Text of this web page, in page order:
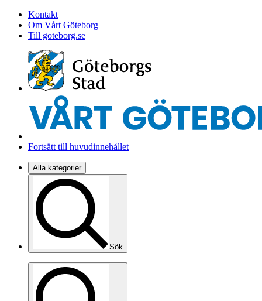
Kontakt
Om Vårt Göteborg
Till goteborg.se
Fortsätt till huvudinnehållet
Alla kategorier
Sök